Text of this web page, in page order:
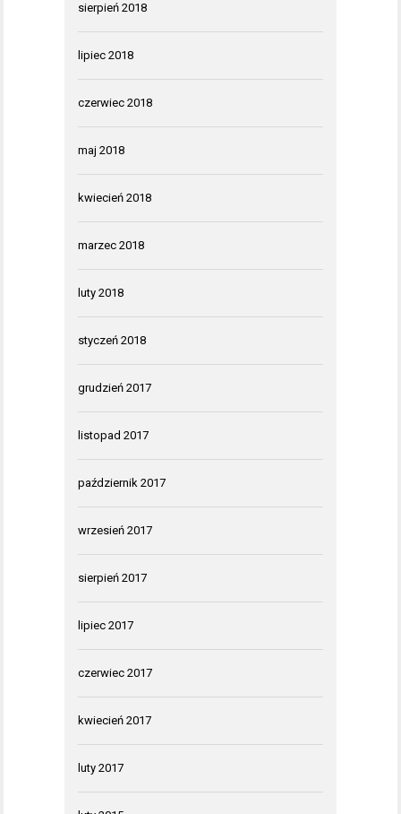
sierpień 2018
lipiec 2018
czerwiec 2018
maj 2018
kwiecień 2018
marzec 2018
luty 2018
styczeń 2018
grudzień 2017
listopad 2017
październik 2017
wrzesień 2017
sierpień 2017
lipiec 2017
czerwiec 2017
kwiecień 2017
luty 2017